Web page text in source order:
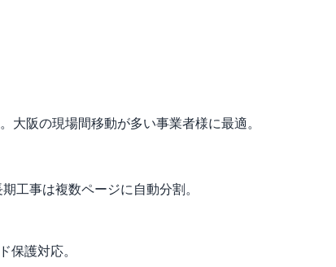
阪の現場間移動が多い事業者様に最適。
工事は複数ページに自動分割。
保護対応。